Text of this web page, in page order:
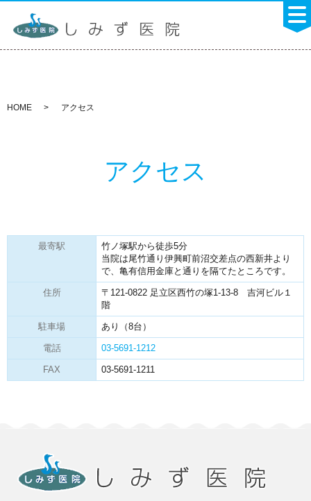
HOME アクセス
アクセス
最寄駅
竹ノ塚駅から徒歩5分
当院は尾竹通り伊興町前沼交差点の西新井より
で、亀有信用金庫と通りを隔てたところです。
住所
〒121-0822 足立区西竹の塚1-13-8 吉河ビル１
階
駐車場 あり（8台）
電話 03-5691-1212
FAX 03-5691-1211